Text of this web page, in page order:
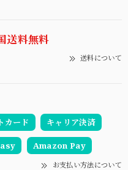
送料無料
送料について
カード キャリア決済
Amazon Pay
お支払い方法について